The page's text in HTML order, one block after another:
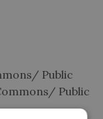
Public
Public